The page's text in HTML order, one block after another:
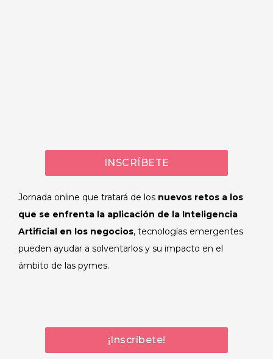
INSCRÍBETE
Jornada online que tratará de los nuevos retos a los
que se enfrenta la aplicación de la Inteligencia
Artificial en los negocios, tecnologías emergentes
pueden ayudar a solventarlos y su impacto en el
ámbito de las pymes.
¡Inscríbete!